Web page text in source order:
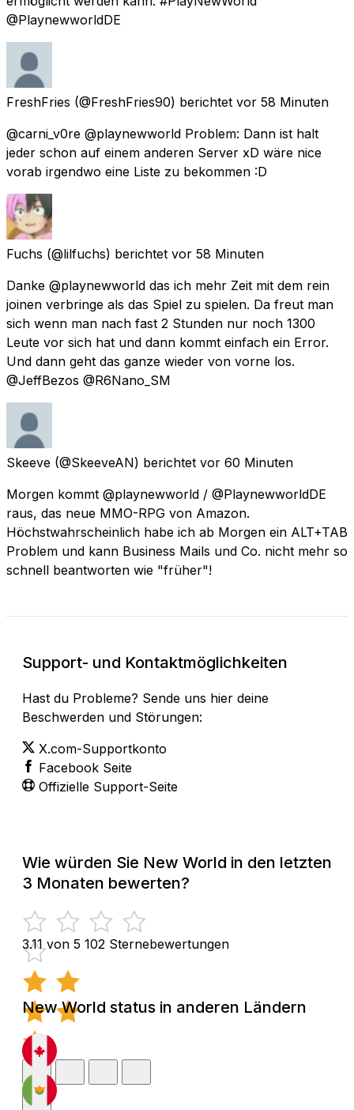
@PlaynewworldDE
FreshFries (@FreshFries90) berichtet vor 58 Minuten
@carni_v0re @playnewworld Problem: Dann ist halt
jeder schon auf einem anderen Server xD wäre nice
vorab irgendwo eine Liste zu bekommen :D
Fuchs (@lilfuchs) berichtet vor 58 Minuten
Danke @playnewworld das ich mehr Zeit mit dem rein
joinen verbringe als das Spiel zu spielen. Da freut man
sich wenn man nach fast 2 Stunden nur noch 1300
Leute vor sich hat und dann kommt einfach ein Error.
Und dann geht das ganze wieder von vorne los.
@JeffBezos @R6Nano_SM
Skeeve (@SkeeveAN) berichtet vor 60 Minuten
Morgen kommt @playnewworld / @PlaynewworldDE
raus, das neue MMO-RPG von Amazon.
Höchstwahrscheinlich habe ich ab Morgen ein ALT+TAB
Problem und kann Business Mails und Co. nicht mehr so
schnell beantworten wie "früher"!
Support- und Kontaktmöglichkeiten
Hast du Probleme? Sende uns hier deine
Beschwerden und Störungen:
X.com-Supportkonto
Facebook Seite
Offizielle Support-Seite
Wie würden Sie New World in den letzten
3 Monaten bewerten?
3.11 von 5 102 Sternebewertungen
New World status in anderen Ländern